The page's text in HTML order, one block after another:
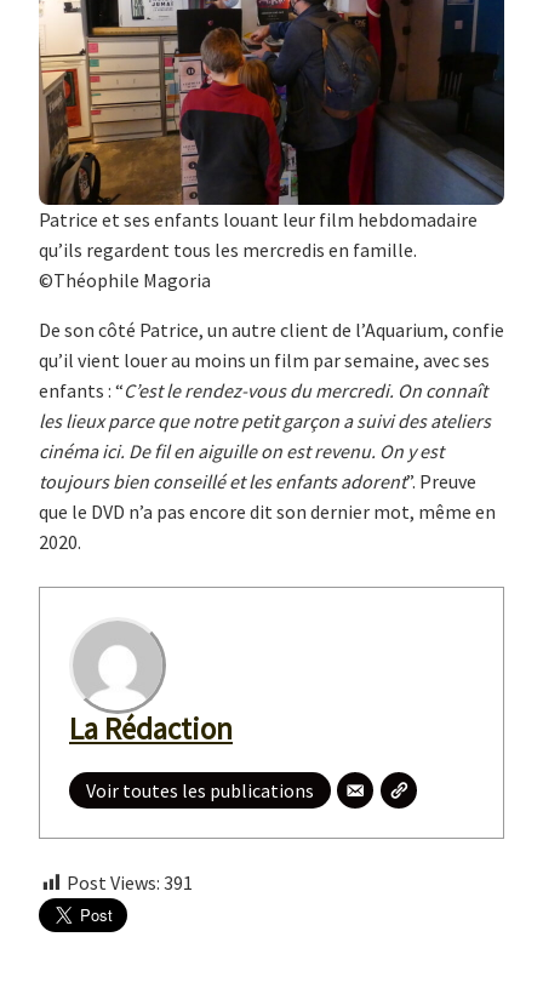
Patrice et ses enfants louant leur film hebdomadaire
qu’ils regardent tous les mercredis en famille.
©Théophile Magoria
De son côté Patrice, un autre client de l’Aquarium, confie
qu’il vient louer au moins un film par semaine, avec ses
enfants : “C’est le rendez-vous du mercredi. On connaît
les lieux parce que notre petit garçon a suivi des ateliers
cinéma ici. De fil en aiguille on est revenu. On y est
toujours bien conseillé et les enfants adorent”. Preuve
que le DVD n’a pas encore dit son dernier mot, même en
2020.
La Rédaction
Voir toutes les publications
Post Views: 391